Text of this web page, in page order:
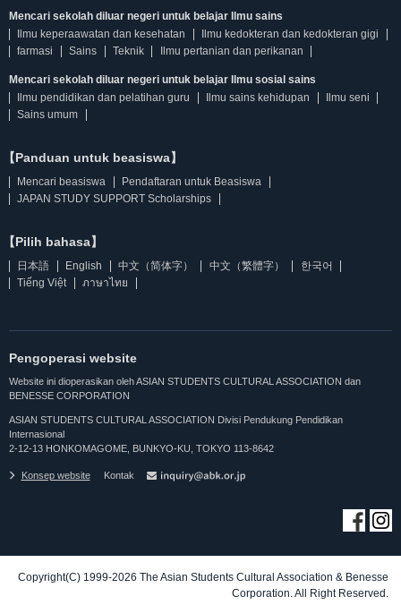
Mencari sekolah diluar negeri untuk belajar Ilmu sains
Ilmu keperaawatan dan kesehatan
Ilmu kedokteran dan kedokteran gigi
farmasi
Sains Teknik Ilmu pertanian dan perikanan
Mencari sekolah diluar negeri untuk belajar Ilmu sosial sains
Ilmu pendidikan dan pelatihan guru
Ilmu sains kehidupan
Ilmu seni
Sains umum
【Panduan untuk beasiswa】
Mencari beasiswa
Pendaftaran untuk Beasiswa
JAPAN STUDY SUPPORT Scholarships
【Pilih bahasa】
日本語 English 中文（简体字） 中文（繁體字）
한국어
Tiếng Việt
ภาษาไทย
Pengoperasi website
Website ini dioperasikan oleh ASIAN STUDENTS CULTURAL ASSOCIATION dan
BENESSE CORPORATION
ASIAN STUDENTS CULTURAL ASSOCIATION Divisi Pendukung Pendidikan
Internasional
2-12-13 HONKOMAGOME, BUNKYO-KU, TOKYO 113-8642
Konsep website Kontak
Copyright(C) 1999-2026 The Asian Students Cultural Association & Benesse
Corporation. All Right Reserved.